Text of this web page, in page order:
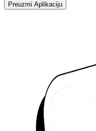
Preuzmi Aplikaciju